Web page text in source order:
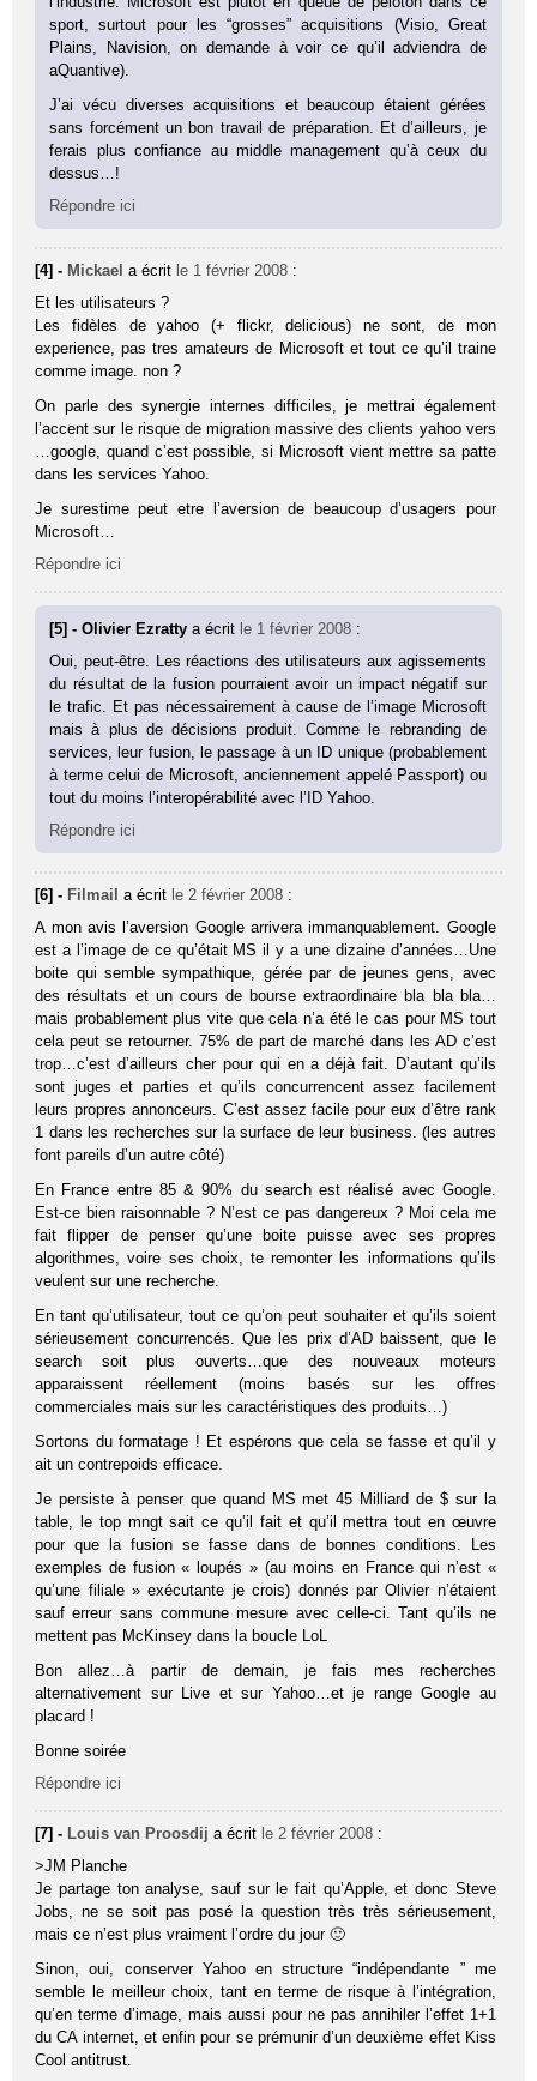
sport, surtout pour les “grosses” acquisitions (Visio, Great
Plains, Navision, on demande à voir ce qu’il adviendra de
aQuantive).
J’ai vécu diverses acquisitions et beaucoup étaient gérées
sans forcément un bon travail de préparation. Et d’ailleurs, je
ferais plus confiance au middle management qu’à ceux du
dessus…!
Répondre ici
[4] - Mickael a écrit le 1 février 2008 :
Et les utilisateurs ?
Les fidèles de yahoo (+ flickr, delicious) ne sont, de mon
experience, pas tres amateurs de Microsoft et tout ce qu’il traine
comme image. non ?
On parle des synergie internes difficiles, je mettrai également
l’accent sur le risque de migration massive des clients yahoo vers
…google, quand c’est possible, si Microsoft vient mettre sa patte
dans les services Yahoo.
Je surestime peut etre l’aversion de beaucoup d’usagers pour
Microsoft…
Répondre ici
[5] - Olivier Ezrattya écrit le 1 février 2008 :
Oui, peut-être. Les réactions des utilisateurs aux agissements
du résultat de la fusion pourraient avoir un impact négatif sur
le trafic. Et pas nécessairement à cause de l’image Microsoft
mais à plus de décisions produit. Comme le rebranding de
services, leur fusion, le passage à un ID unique (probablement
à terme celui de Microsoft, anciennement appelé Passport) ou
tout du moins l’interopérabilité avec l’ID Yahoo.
Répondre ici
[6] - Filmail a écrit le 2 février 2008 :
A mon avis l’aversion Google arrivera immanquablement. Google
est a l’image de ce qu’était MS il y a une dizaine d’années…Une
boite qui semble sympathique, gérée par de jeunes gens, avec
des résultats et un cours de bourse extraordinaire bla bla bla…
mais probablement plus vite que cela n’a été le cas pour MS tout
cela peut se retourner. 75% de part de marché dans les AD c’est
trop…c’est d’ailleurs cher pour qui en a déjà fait. D’autant qu’ils
sont juges et parties et qu’ils concurrencent assez facilement
leurs propres annonceurs. C’est assez facile pour eux d’être rank
1 dans les recherches sur la surface de leur business. (les autres
font pareils d’un autre côté)
En France entre 85 & 90% du search est réalisé avec Google.
Est-ce bien raisonnable ? N’est ce pas dangereux ? Moi cela me
fait flipper de penser qu’une boite puisse avec ses propres
algorithmes, voire ses choix, te remonter les informations qu’ils
veulent sur une recherche.
En tant qu’utilisateur, tout ce qu’on peut souhaiter et qu’ils soient
sérieusement concurrencés. Que les prix d’AD baissent, que le
search soit plus ouverts…que des nouveaux moteurs
apparaissent réellement (moins basés sur les offres
commerciales mais sur les caractéristiques des produits…)
Sortons du formatage ! Et espérons que cela se fasse et qu’il y
ait un contrepoids efficace.
Je persiste à penser que quand MS met 45 Milliard de $ sur la
table, le top mngt sait ce qu’il fait et qu’il mettra tout en œuvre
pour que la fusion se fasse dans de bonnes conditions. Les
exemples de fusion « loupés » (au moins en France qui n’est «
qu’une filiale » exécutante je crois) donnés par Olivier n’étaient
sauf erreur sans commune mesure avec celle-ci. Tant qu’ils ne
mettent pas McKinsey dans la boucle LoL
Bon allez…à partir de demain, je fais mes recherches
alternativement sur Live et sur Yahoo…et je range Google au
placard !
Bonne soirée
Répondre ici
[7] - Louis van Proosdij a écrit le 2 février 2008 :
>JM Planche
Je partage ton analyse, sauf sur le fait qu’Apple, et donc Steve
Jobs, ne se soit pas posé la question très très sérieusement,
mais ce n’est plus vraiment l’ordre du jour 🙂
Sinon, oui, conserver Yahoo en structure “indépendante ” me
semble le meilleur choix, tant en terme de risque à l’intégration,
qu’en terme d’image, mais aussi pour ne pas annihiler l’effet 1+1
du CA internet, et enfin pour se prémunir d’un deuxième effet Kiss
Cool antitrust.